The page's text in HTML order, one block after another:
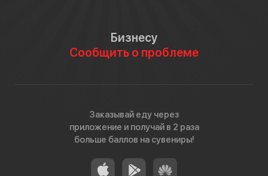
Бизнесу
Сообщить о проблеме
Заказывай еду через
приложение и получай в 2 раза
больше баллов на сувениры!